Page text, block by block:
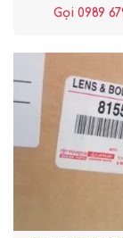
Gọi 0989